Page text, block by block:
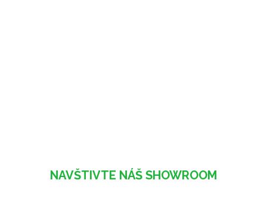
NAVŠTIVTE NÁŠ SHOWROOM